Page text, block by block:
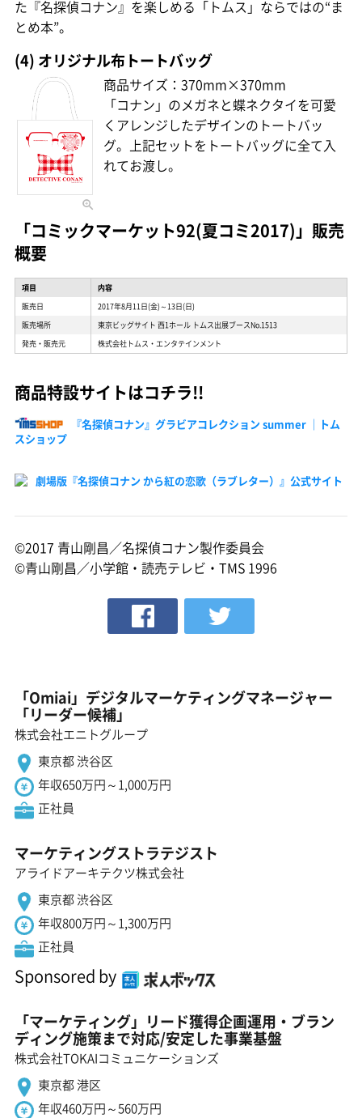
た『名探偵コナン』を楽しめる「トムス」ならではの“ま
とめ本”。
(4) オリジナル布トートバッグ
商品サイズ：370mm×370mm
「コナン」のメガネと蝶ネクタイを可愛
くアレンジしたデザインのトートバッ
グ。上記セットをトートバッグに全て入
れてお渡し。
「コミックマーケット92(夏コミ2017)」販売
概要
項目
内容
販売日
2017年8月11日(金)～13日(日)
販売場所
東京ビッグサイト 西1ホール トムス出展ブースNo.1513
発売・販売元
株式会社トムス・エンタテインメント
商品特設サイトはコチラ!!
『名探偵コナン』グラビアコレクション summer ｜トム
スショップ
劇場版『名探偵コナン から紅の恋歌（ラブレター）』公式サイト
©2017 青山剛昌／名探偵コナン製作委員会
©青山剛昌／小学館・読売テレビ・TMS 1996
「Omiai」デジタルマーケティングマネージャー
「リーダー候補」
株式会社エニトグループ
東京都 渋谷区
年収650万円～1,000万円
正社員
マーケティングストラテジスト
アライドアーキテクツ株式会社
東京都 渋谷区
年収800万円～1,300万円
正社員
Sponsored by
「マーケティング」リード獲得企画運用・ブラン
ディング施策まで対応/安定した事業基盤
株式会社TOKAIコミュニケーションズ
東京都 港区
年収460万円～560万円